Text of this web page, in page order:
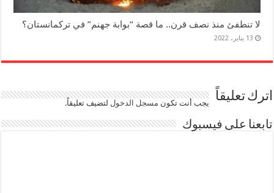
لا تنطفئ منذ نصف قرن.. ما قصة “بوابة جهنم” في تركمانستان؟
13 يناير، 2022
اترك تعليقاً يجب أنت تكون مسجل الدخوللتضيف تعليقاً.
تابعنا على فيسبوك